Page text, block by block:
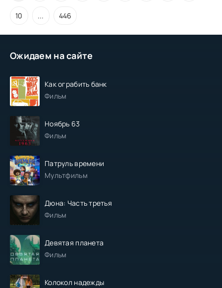
Ожидаем на сайте
Как ограбить банк
Фильм
Ноябрь 63
Фильм
Патруль времени
Мультфильм
Дюна: Часть третья
Фильм
Девятая планета
Фильм
Колокол надежды
10 ... 446